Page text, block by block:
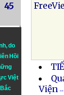
45
, do
Hồi
Việt
Viện